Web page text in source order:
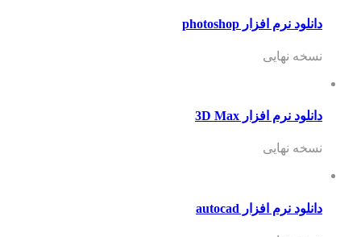
دانلود نرم افزار photoshop
نسخه نهایی
دانلود نرم افزار 3D Max
نسخه نهایی
دانلود نرم افزار autocad